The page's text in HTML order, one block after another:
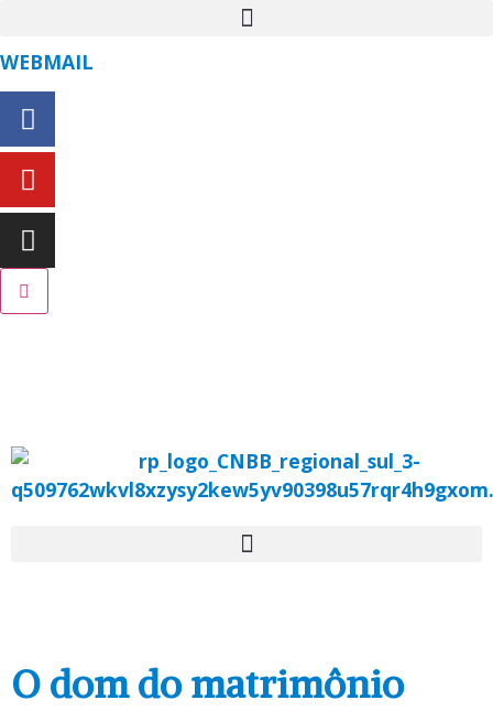
WEBMAIL
O dom do matrimônio